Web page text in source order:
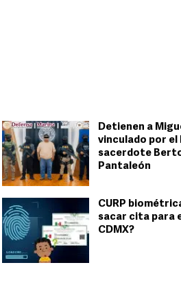
Detienen a
vinculado por el
sacerdote
Pantaleón
CURP
sacar cita para
CDMX?